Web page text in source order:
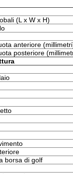
(L x W x H)
anteriore
posteriore
borsa di golf